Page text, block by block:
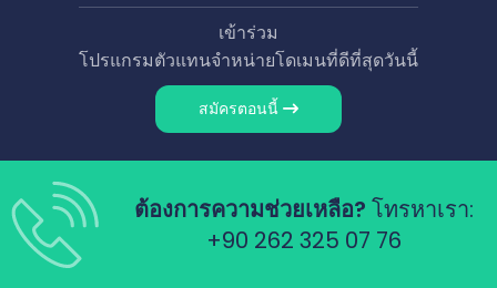
เข้าร่วม
โปรแกรมตัวแทนจำหน่ายโดเมนที่ดีที่สุดวันนี้
สมัครตอนนี้
ต้องการความช่วยเหลือ? โทรหาเรา:
+90 262 325 07 76